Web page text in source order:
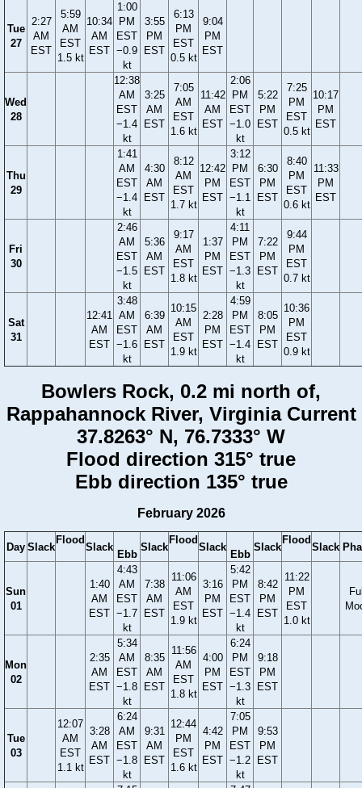
Tue
27
2:27
AM
EST
5:59
AM
EST
1.5 kt
10:34
AM
EST
1:00
PM
EST
−0.9
kt
3:55
PM
EST
6:13
PM
EST
0.5 kt
9:04
PM
EST
Wed
28
12:38
AM
EST
−1.4
kt
3:25
AM
EST
7:05
AM
EST
1.6 kt
11:42
AM
EST
2:06
PM
EST
−1.0
kt
5:22
PM
EST
7:25
PM
EST
0.5 kt
10:17
PM
EST
Thu
29
1:41
AM
EST
−1.4
kt
4:30
AM
EST
8:12
AM
EST
1.7 kt
12:42
PM
EST
3:12
PM
EST
−1.1
kt
6:30
PM
EST
8:40
PM
EST
0.6 kt
11:33
PM
EST
Fri
30
2:46
AM
EST
−1.5
kt
5:36
AM
EST
9:17
AM
EST
1.8 kt
1:37
PM
EST
4:11
PM
EST
−1.3
kt
7:22
PM
EST
9:44
PM
EST
0.7 kt
Sat
31
12:41
AM
EST
3:48
AM
EST
−1.6
kt
6:39
AM
EST
10:15
AM
EST
1.9 kt
2:28
PM
EST
4:59
PM
EST
−1.4
kt
8:05
PM
EST
10:36
PM
EST
0.9 kt
Bowlers Rock, 0.2 mi north of,
Rappahannock River, Virginia Current
37.8263° N, 76.7333° W
Flood direction 315° true
Ebb direction 135° true
February 2026
Day Slack
Flood
Slack
Ebb
Slack
Flood
Slack
Ebb
Slack
Flood
Slack
Sun
01
1:40
AM
EST
4:43
AM
EST
−1.7
kt
7:38
AM
EST
11:06
AM
EST
1.9 kt
3:16
PM
EST
5:42
PM
EST
−1.4
kt
8:42
PM
EST
11:22
PM
EST
1.0 kt
Mon
02
2:35
AM
EST
5:34
AM
EST
−1.8
kt
8:35
AM
EST
11:56
AM
EST
1.8 kt
4:00
PM
EST
6:24
PM
EST
−1.3
kt
9:18
PM
EST
Tue
03
12:07
AM
EST
1.1 kt
3:28
AM
EST
6:24
AM
EST
−1.8
kt
9:31
AM
EST
12:44
PM
EST
1.6 kt
4:42
PM
EST
7:05
PM
EST
−1.2
kt
9:53
PM
EST